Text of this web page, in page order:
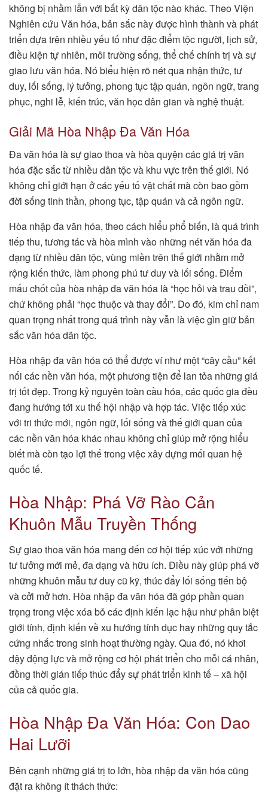
không bị nhầm lẫn với bất kỳ dân tộc nào khác. Theo Viện
Nghiên cứu Văn hóa, bản sắc này được hình thành và phát
triển dựa trên nhiều yếu tố như đặc điểm tộc người, lịch sử,
điều kiện tự nhiên, môi trường sống, thể chế chính trị và sự
giao lưu văn hóa. Nó biểu hiện rõ nét qua nhận thức, tư
duy, lối sống, lý tưởng, phong tục tập quán, ngôn ngữ, trang
phục, nghi lễ, kiến trúc, văn học dân gian và nghệ thuật.
Giải Mã Hòa Nhập Đa Văn Hóa
Đa văn hóa là sự giao thoa và hòa quyện các giá trị văn
hóa đặc sắc từ nhiều dân tộc và khu vực trên thế giới. Nó
không chỉ giới hạn ở các yếu tố vật chất mà còn bao gồm
đời sống tinh thần, phong tục, tập quán và cả ngôn ngữ.
Hòa nhập đa văn hóa, theo cách hiểu phổ biến, là quá trình
tiếp thu, tương tác và hòa mình vào những nét văn hóa đa
dạng từ nhiều dân tộc, vùng miền trên thế giới nhằm mở
rộng kiến thức, làm phong phú tư duy và lối sống. Điểm
mấu chốt của hòa nhập đa văn hóa là “học hỏi và trau dồi”,
chứ không phải “học thuộc và thay đổi”. Do đó, kim chỉ nam
quan trọng nhất trong quá trình này vẫn là việc gìn giữ bản
sắc văn hóa dân tộc.
Hòa nhập đa văn hóa có thể được ví như một “cây cầu” kết
nối các nền văn hóa, một phương tiện để lan tỏa những giá
trị tốt đẹp. Trong kỷ nguyên toàn cầu hóa, các quốc gia đều
đang hướng tới xu thế hội nhập và hợp tác. Việc tiếp xúc
với tri thức mới, ngôn ngữ, lối sống và thế giới quan của
các nền văn hóa khác nhau không chỉ giúp mở rộng hiểu
biết mà còn tạo lợi thế trong việc xây dựng mối quan hệ
quốc tế.
Hòa Nhập: Phá Vỡ Rào Cản
Khuôn Mẫu Truyền Thống
Sự giao thoa văn hóa mang đến cơ hội tiếp xúc với những
tư tưởng mới mẻ, đa dạng và hữu ích. Điều này giúp phá vỡ
những khuôn mẫu tư duy cũ kỹ, thúc đẩy lối sống tiến bộ
và cởi mở hơn. Hòa nhập đa văn hóa đã góp phần quan
trọng trong việc xóa bỏ các định kiến lạc hậu như phân biệt
giới tính, định kiến về xu hướng tính dục hay những quy tắc
cứng nhắc trong sinh hoạt thường ngày. Qua đó, nó khơi
dậy động lực và mở rộng cơ hội phát triển cho mỗi cá nhân,
đồng thời gián tiếp thúc đẩy sự phát triển kinh tế – xã hội
của cả quốc gia.
Hòa Nhập Đa Văn Hóa: Con Dao
Hai Lưỡi
Bên cạnh những giá trị to lớn, hòa nhập đa văn hóa cũng
đặt ra không ít thách thức: